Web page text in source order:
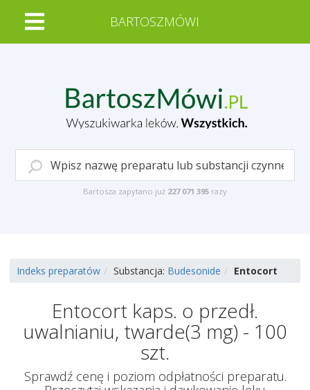
BARTOSZMÓWI
Bartosza zapytano już 227 071 395 razy
Indeks preparatów Substancja: Budesonide Entocort
Entocort kaps. o przedł.
uwalnianiu, twarde(3 mg) - 100
szt.
Sprawdź cenę i poziom odpłatności preparatu.